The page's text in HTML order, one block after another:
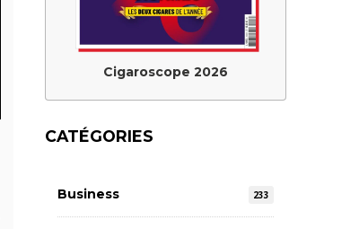
Cigaroscope 2026
CATÉGORIES
Business 233